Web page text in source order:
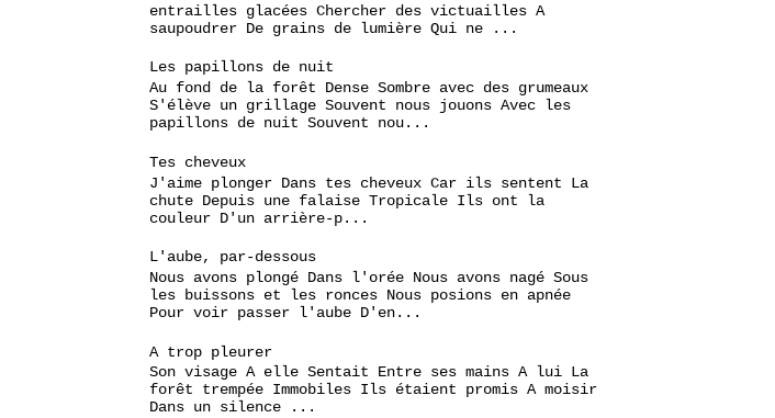
entrailles glacées Chercher des victuailles A
saupoudrer De grains de lumière Qui ne ...
Les papillons de nuit
Au fond de la forêt Dense Sombre avec des grumeaux
S'élève un grillage Souvent nous jouons Avec les
papillons de nuit Souvent nou...
Tes cheveux
J'aime plonger Dans tes cheveux Car ils sentent La
chute Depuis une falaise Tropicale Ils ont la
couleur D'un arrière-p...
L'aube, par-dessous
Nous avons plongé Dans l'orée Nous avons nagé Sous
les buissons et les ronces Nous posions en apnée
Pour voir passer l'aube D'en...
A trop pleurer
Son visage A elle Sentait Entre ses mains A lui La
forêt trempée Immobiles Ils étaient promis A moisir
Dans un silence ...